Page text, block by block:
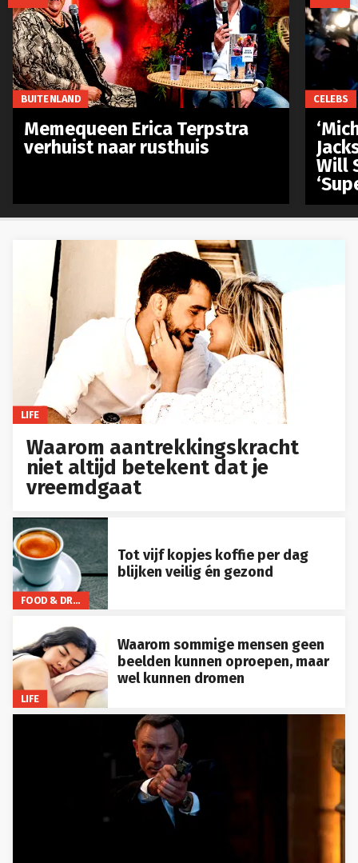
LIFE
Waarom aantrekkingskracht
niet altijd betekent dat je
vreemdgaat
FOOD & DRINKS
Tot vijf kopjes koffie per dag
blijken veilig én gezond
LIFE
Waarom sommige mensen geen
beelden kunnen oproepen, maar
wel kunnen dromen
BUITENLAND
Memequeen Erica Terpstra
verhuist naar rusthuis
CELEBS
Will